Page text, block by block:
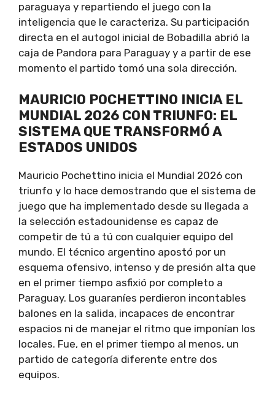
paraguaya y repartiendo el juego con la
inteligencia que le caracteriza. Su participación
directa en el autogol inicial de Bobadilla abrió la
caja de Pandora para Paraguay y a partir de ese
momento el partido tomó una sola dirección.
MAURICIO POCHETTINO INICIA EL
MUNDIAL 2026 CON TRIUNFO: EL
SISTEMA QUE TRANSFORMÓ A
ESTADOS UNIDOS
Mauricio Pochettino inicia el Mundial 2026 con
triunfo y lo hace demostrando que el sistema de
juego que ha implementado desde su llegada a
la selección estadounidense es capaz de
competir de tú a tú con cualquier equipo del
mundo. El técnico argentino apostó por un
esquema ofensivo, intenso y de presión alta que
en el primer tiempo asfixió por completo a
Paraguay. Los guaraníes perdieron incontables
balones en la salida, incapaces de encontrar
espacios ni de manejar el ritmo que imponían los
locales. Fue, en el primer tiempo al menos, un
partido de categoría diferente entre dos
equipos.